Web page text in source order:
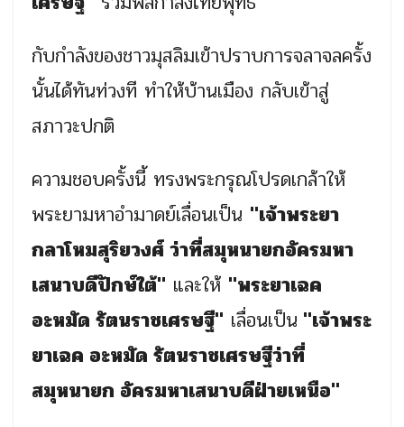
กับกำลังของชาวมุสลิมเข้าปราบการจลาจลครั้ง
นั้นได้ทันท่วงที ทำให้บ้านเมือง กลับเข้าสู่
สภาวะปกติ
ความชอบครั้งนี้ ทรงพระกรุณโปรดเกล้าให้
พระยามหาอำมาดย์เลื่อนเป็น "เจ้าพระยา
กลาโหมสุริยวงศ์ ว่าที่สมุหนายกอัครมหา
เสนาบดีปักษ์ใต้" และให้ "พระยาเฉค
อะหมัด รัตนราชเศรษฐี" เลื่อนเป็น "เจ้าพระ
ยาเฉค อะหมัด รัตนราชเศรษฐีว่าที่
สมุหนายก อัครมหาเสนาบดีฝ่ายเหนือ"